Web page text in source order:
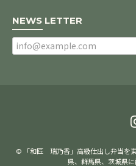
NEWS LETTER
© 「和匠 瑞乃香」高級仕出し弁当を
県、群馬県、茨城県